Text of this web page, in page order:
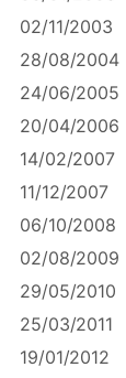
02/11/2003
28/08/2004
24/06/2005
20/04/2006
14/02/2007
11/12/2007
06/10/2008
02/08/2009
29/05/2010
25/03/2011
19/01/2012